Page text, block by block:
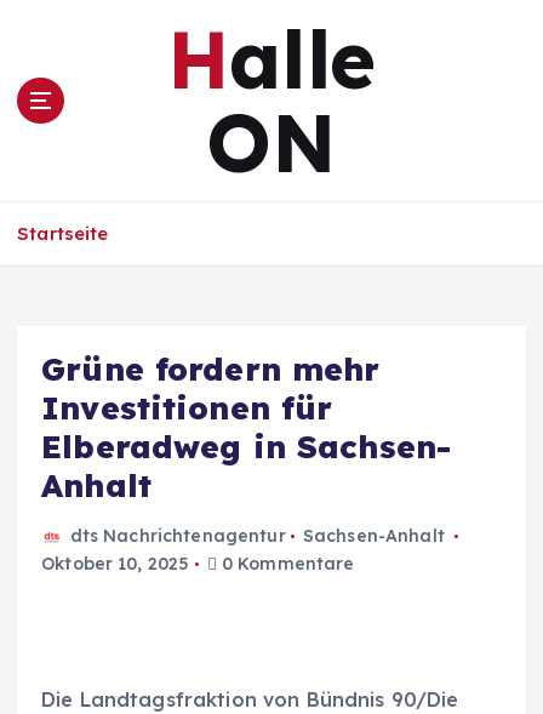
s
Halle
ON
Startseite
Grüne fordern mehr
Investitionen für
Elberadweg in Sachsen-
Anhalt
dts Nachrichtenagentur
Sachsen-Anhalt
Oktober 10, 2025
0 Kommentare
Die Landtagsfraktion von Bündnis 90/Die